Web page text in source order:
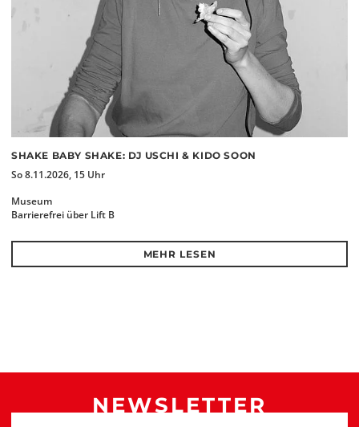
SHAKE BABY SHAKE: DJ USCHI & KIDO SOON
So 8.11.2026, 15 Uhr
Museum
Barrierefrei über Lift B
MEHR LESEN
NEWSLETTER